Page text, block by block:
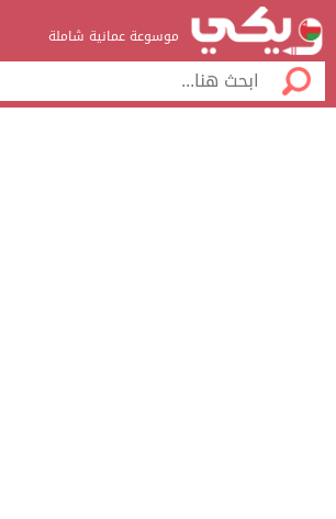
موسوعة عمانية شاملة